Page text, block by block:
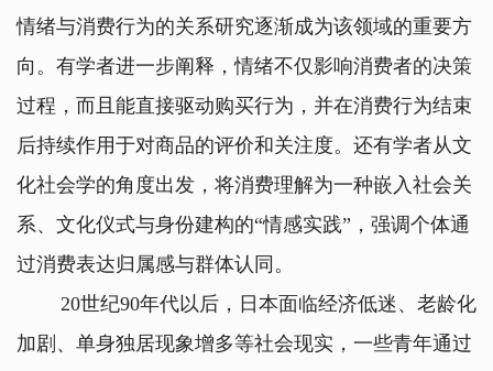
情绪与消费行为的关系研究逐渐成为该领域的重要方
向。有学者进一步阐释，情绪不仅影响消费者的决策
过程，而且能直接驱动购买行为，并在消费行为结束
后持续作用于对商品的评价和关注度。还有学者从文
化社会学的角度出发，将消费理解为一种嵌入社会关
系、文化仪式与身份建构的“情感实践”，强调个体通
过消费表达归属感与群体认同。
20世纪90年代以后，日本面临经济低迷、老龄化
加剧、单身独居现象增多等社会现实，一些青年通过